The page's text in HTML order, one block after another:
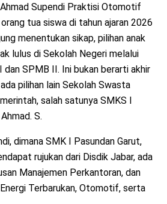
Supendi Praktisi Otomotif
tua siswa di tahun ajaran 2026
menentukan sikap, pilihan anak
lulus di Sekolah Negeri melalui
SPMB II. Ini bukan berarti akhir
pilihan lain Sekolah Swasta
salah satunya SMKS I
S.
dimana SMK I Pasundan Garut,
rujukan dari Disdik Jabar, ada
Manajemen Perkantoran, dan
Terbarukan, Otomotif, serta